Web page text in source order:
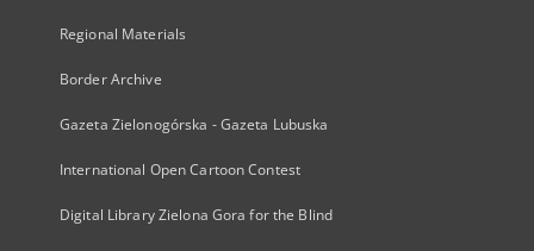
Regional Materials
Border Archive
Gazeta Zielonogórska - Gazeta Lubuska
International Open Cartoon Contest
Digital Library Zielona Gora for the Blind